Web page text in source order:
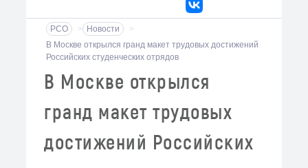
РСО > Новости
>
В Москве открылся гранд макет трудовых достижений
Российских студенческих отрядов
В Москве открылся
гранд макет трудовых
достижений Российских